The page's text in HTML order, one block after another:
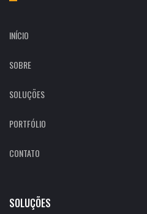
INÍCIO
SOBRE
SOLUÇÕES
PORTFÓLIO
CONTATO
SOLUÇÕES